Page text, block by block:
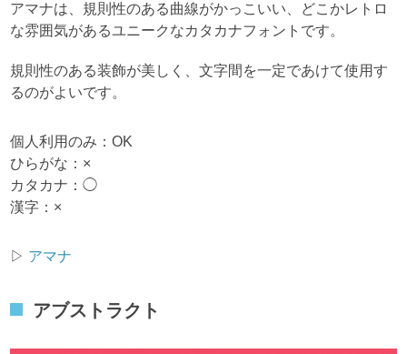
アマナは、規則性のある曲線がかっこいい、どこかレトロ
な雰囲気があるユニークなカタカナフォントです。
規則性のある装飾が美しく、文字間を一定であけて使用す
るのがよいです。
個人利用のみ：OK
ひらがな：×
カタカナ：◯
漢字：×
▷ アマナ
アブストラクト